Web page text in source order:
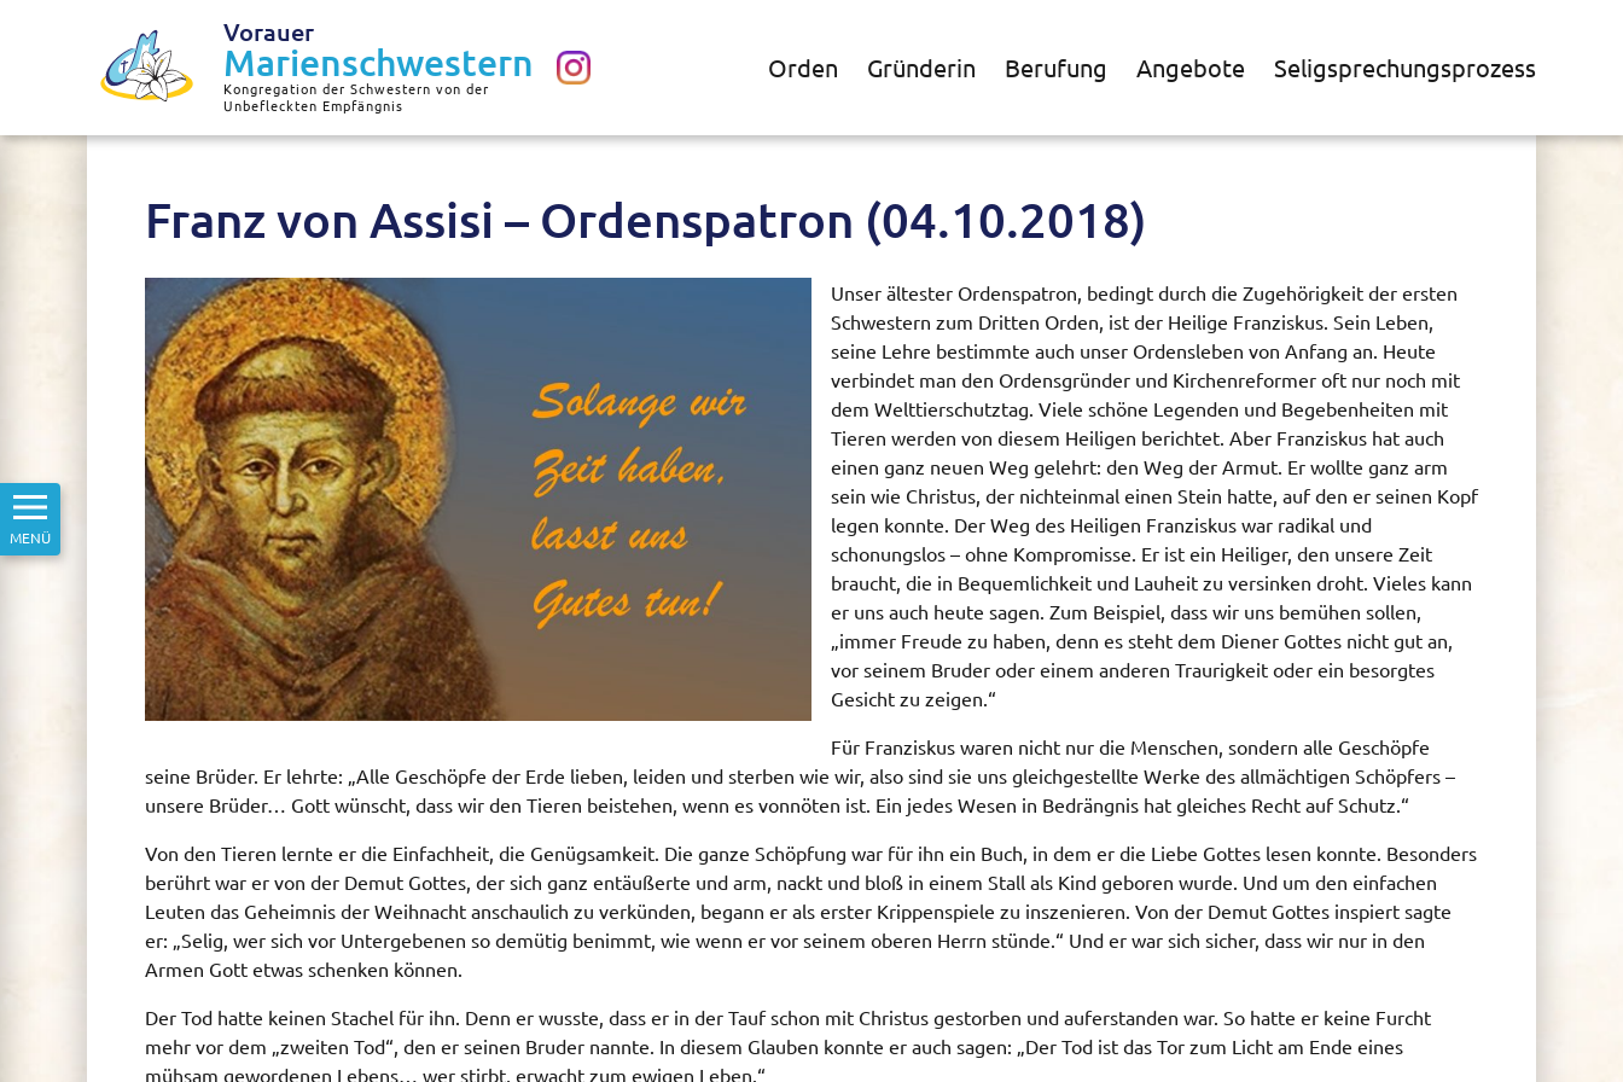
Vorauer
Marienschwestern
Kongregation der Schwestern von der
Unbefleckten Empfängnis
Orden Gründerin Berufung Angebote Seligsprechungsprozess
MENÜ
Franz von Assisi – Ordenspatron (04.10.2018)
Unser ältester Ordenspatron, bedingt durch die Zugehörigkeit der ersten
Schwestern zum Dritten Orden, ist der Heilige Franziskus. Sein Leben,
seine Lehre bestimmte auch unser Ordensleben von Anfang an. Heute
verbindet man den Ordensgründer und Kirchenreformer oft nur noch mit
dem Welttierschutztag. Viele schöne Legenden und Begebenheiten mit
Tieren werden von diesem Heiligen berichtet. Aber Franziskus hat auch
einen ganz neuen Weg gelehrt: den Weg der Armut. Er wollte ganz arm
sein wie Christus, der nichteinmal einen Stein hatte, auf den er seinen Kopf
legen konnte. Der Weg des Heiligen Franziskus war radikal und
schonungslos – ohne Kompromisse. Er ist ein Heiliger, den unsere Zeit
braucht, die in Bequemlichkeit und Lauheit zu versinken droht. Vieles kann
er uns auch heute sagen. Zum Beispiel, dass wir uns bemühen sollen,
„immer Freude zu haben, denn es steht dem Diener Gottes nicht gut an,
vor seinem Bruder oder einem anderen Traurigkeit oder ein besorgtes
Gesicht zu zeigen.“
Für Franziskus waren nicht nur die Menschen, sondern alle Geschöpfe
seine Brüder. Er lehrte: „Alle Geschöpfe der Erde lieben, leiden und sterben wie wir, also sind sie uns gleichgestellte Werke des allmächtigen Schöpfers –
unsere Brüder… Gott wünscht, dass wir den Tieren beistehen, wenn es vonnöten ist. Ein jedes Wesen in Bedrängnis hat gleiches Recht auf Schutz.“
Von den Tieren lernte er die Einfachheit, die Genügsamkeit. Die ganze Schöpfung war für ihn ein Buch, in dem er die Liebe Gottes lesen konnte. Besonders
berührt war er von der Demut Gottes, der sich ganz entäußerte und arm, nackt und bloß in einem Stall als Kind geboren wurde. Und um den einfachen
Leuten das Geheimnis der Weihnacht anschaulich zu verkünden, begann er als erster Krippenspiele zu inszenieren. Von der Demut Gottes inspiert sagte
er: „Selig, wer sich vor Untergebenen so demütig benimmt, wie wenn er vor seinem oberen Herrn stünde.“ Und er war sich sicher, dass wir nur in den
Armen Gott etwas schenken können.
Der Tod hatte keinen Stachel für ihn. Denn er wusste, dass er in der Tauf schon mit Christus gestorben und auferstanden war. So hatte er keine Furcht
mehr vor dem „zweiten Tod“, den er seinen Bruder nannte. In diesem Glauben konnte er auch sagen: „Der Tod ist das Tor zum Licht am Ende eines
mühsam gewordenen Lebens… wer stirbt, erwacht zum ewigen Leben.“